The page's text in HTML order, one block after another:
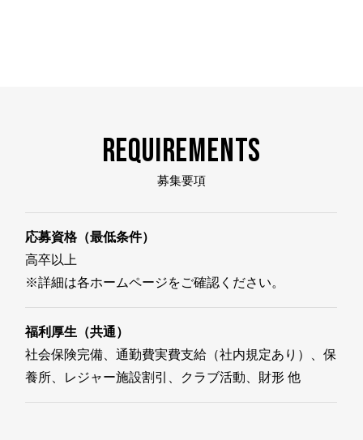
REQUIREMENTS
募集要項
応募資格（最低条件）
高卒以上
※詳細は各ホームページをご確認ください。
福利厚生（共通）
社会保険完備、通勤費実費支給（社内規定あり）、保
養所、レジャー施設割引、クラブ活動、財形 他